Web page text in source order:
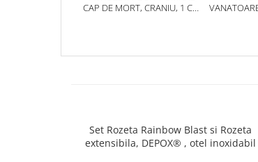
Costume Halloween copii
ACCESORII & DIVERSE
Jocuri de sah si table
CAP DE MORT, CRANIU, 1 CM,
Set Rozeta Rainbow Blast si Rozeta
extensibila, DEPOX® , otel inoxidabil